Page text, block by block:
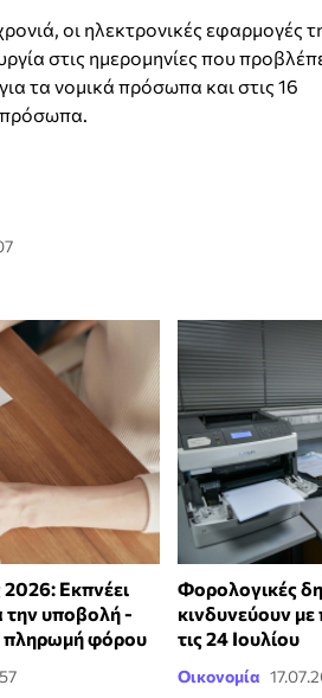
οι ηλεκτρονικές εφαρμογές
στις ημερομηνίες που
τα νομικά πρόσωπα και στις 16
πρόσωπα.
Εκπνέει
την υποβολή -
πληρωμή φόρου
Φορολογικές
κινδυνεύουν
τις 24 Ιουλίου
Οικονομία